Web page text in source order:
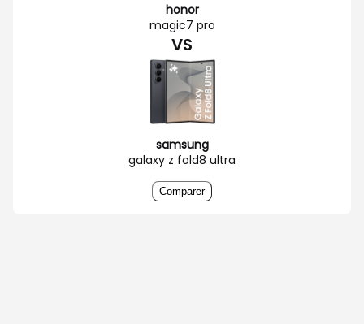
honor
magic7 pro
VS
samsung
galaxy z fold8 ultra
Comparer